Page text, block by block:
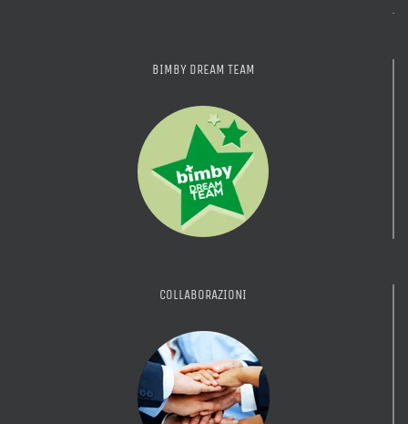
BIMBY DREAM TEAM
COLLABORAZIONI